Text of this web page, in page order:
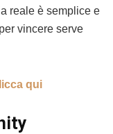
reale è semplice e
vincere serve
qui